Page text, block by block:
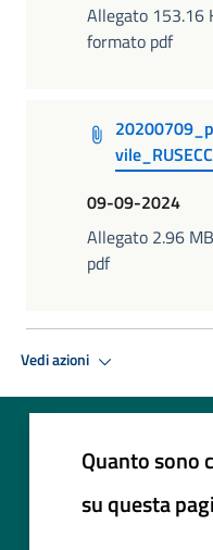
Allegato 153.16
formato pdf
09-09-2024
Allegato 2.96
pdf
Vedi azioni
Quanto sono
su questa